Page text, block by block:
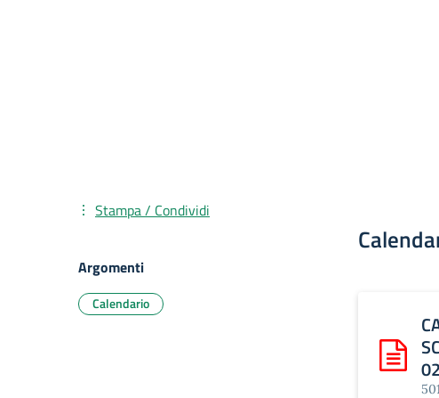
Scarica:
Stampa / Condividi
Argomenti
Calendario